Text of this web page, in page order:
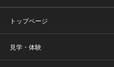
トップページ
見学・体験